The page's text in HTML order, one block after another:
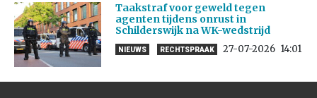
Taakstraf voor geweld tegen
agenten tijdens onrust in
Schilderswijk na WK-wedstrijd
NIEUWS RECHTSPRAAK 27-07-2026 14:01